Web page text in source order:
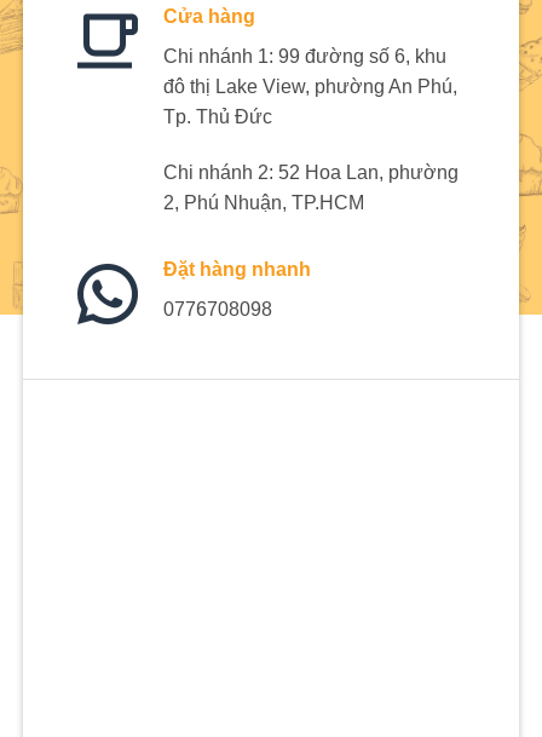
Cửa hàng
Chi nhánh 1: 99 đường số 6, khu
đô thị Lake View, phường An Phú,
Tp. Thủ Đức
Chi nhánh 2: 52 Hoa Lan, phường
2, Phú Nhuận, TP.HCM
Đặt hàng nhanh
0776708098